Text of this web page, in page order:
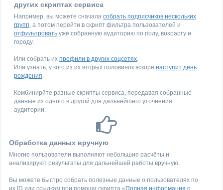
других скриптах сервиса
Например, вы можете сначала собрать подписчиков нескольких
групп, а потом перейти в скрипт фильтра пользователей и
отфильтровать уже собранную аудиторию по полу, возрасту и
городу.
Или собрать их профили в других соцсетях.
Или узнать, у кого из их вторых половинок вскоре наступит день
рождения.
Комбинирйте разные скрипты сервиса, передавая собранные
данные из одного в другой для дальнейшего уточнения
аудитории.
Обработка данных вручную
Многие пользователи выполняют небольшие расчёты и
анализируют результаты для дальнейшей работы вручную.
Вы можете быстро собрать полезные данные о пользователях по
их ID или ссылкам при помощи скрипта « Полная информация о